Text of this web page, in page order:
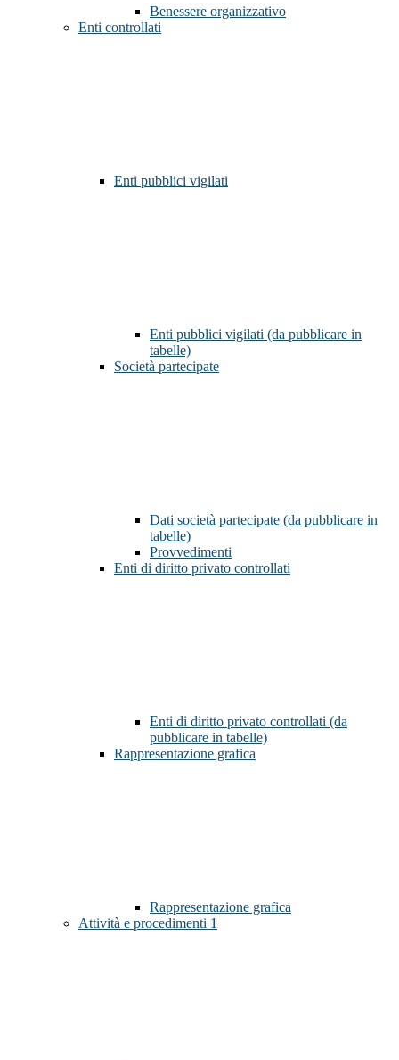
Benessere organizzativo
Enti controllati
Enti pubblici vigilati
Enti pubblici vigilati (da pubblicare in
tabelle)
Società partecipate
Dati società partecipate (da pubblicare in
tabelle)
Provvedimenti
Enti di diritto privato controllati
Enti di diritto privato controllati (da
pubblicare in tabelle)
Rappresentazione grafica
Rappresentazione grafica
Attività e procedimenti 1